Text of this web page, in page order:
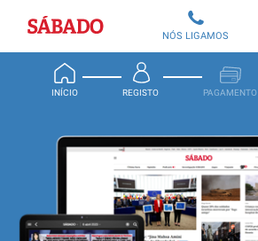
Sábado
INÍCIO REGISTO PAGAMENTO
NÓS LIGAMOS